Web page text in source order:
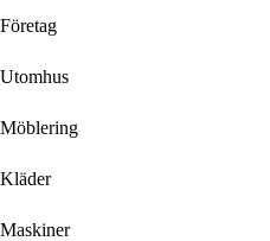
Företag
Utomhus
Möblering
Kläder
Maskiner